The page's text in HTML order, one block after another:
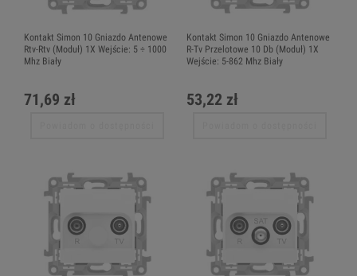
Kontakt Simon 10 Gniazdo Antenowe
Rtv-Rtv (Moduł) 1X Wejście: 5 ÷ 1000
Mhz Biały
71,69 zł
Kontakt Simon 10 Gniazdo Antenowe
R-Tv Przelotowe 10 Db (Moduł) 1X
Wejście: 5-862 Mhz Biały
53,22 zł